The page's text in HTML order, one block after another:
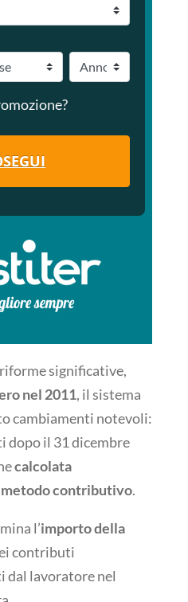
significative,
nel 2011, il sistema
cambiamenti notevoli:
dopo il 31 dicembre
calcolata
metodo contributivo.
l’importo della
contributi
dal lavoratore nel